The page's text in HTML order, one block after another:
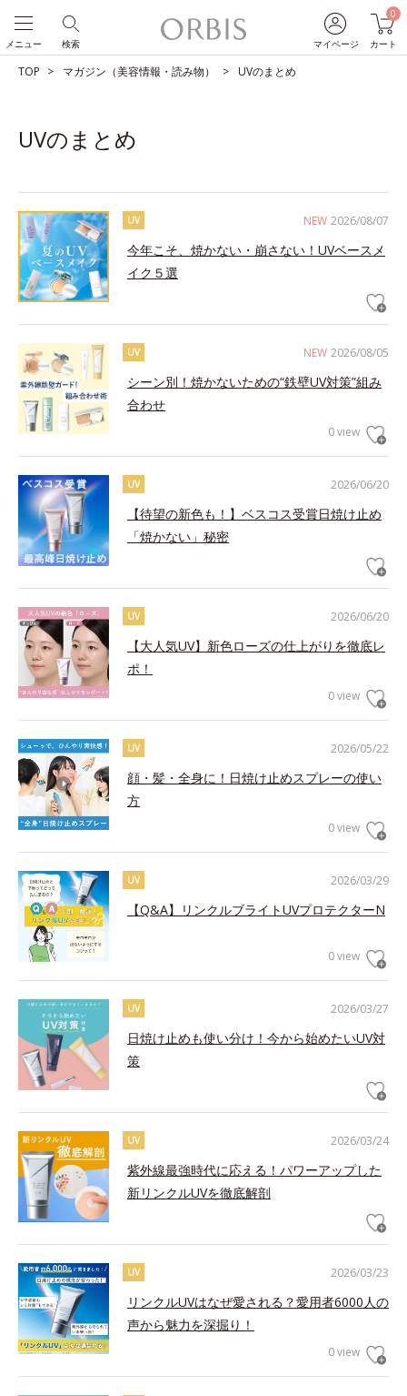
マイページ
0
カート
検索
メニュー
TOP マガジン（美容情報・読み物） UVのまとめ
UVのまとめ
NEW 2026/08/07
UV
今年こそ、焼かない・崩さない！UVベースメ
イク５選
NEW 2026/08/05
UV
シーン別！焼かないための“鉄壁UV対策”組み
合わせ
0 view
2026/06/20
UV
【待望の新色も！】ベスコス受賞日焼け止め
「焼かない」秘密
2026/06/20
UV
【大人気UV】新色ローズの仕上がりを徹底レ
ポ！
0 view
2026/05/22
UV
顔・髪・全身に！日焼け止めスプレーの使い
方
0 view
2026/03/29
UV
【Q&A】リンクルブライトUVプロテクターN
0 view
2026/03/27
UV
日焼け止めも使い分け！今から始めたいUV対
策
2026/03/24
UV
紫外線最強時代に応える！パワーアップした
新リンクルUVを徹底解剖
2026/03/23
UV
リンクルUVはなぜ愛される？愛用者6000人の
声から魅力を深掘り！
0 view